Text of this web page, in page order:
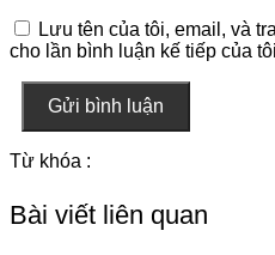
Lưu tên của tôi, email, và
cho lần bình luận kế tiếp của
Gửi bình luận
Từ khóa :
Bài viết liên quan